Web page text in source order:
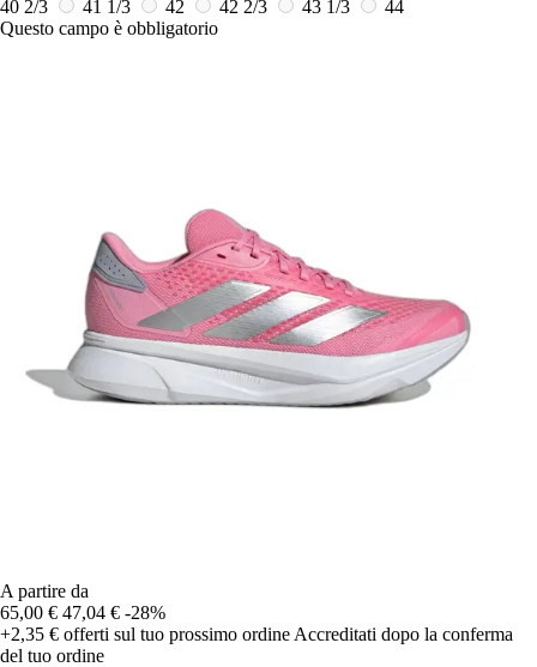
40 2/3 41 1/3 42 42 2/3 43 1/3
44
Questo campo è obbligatorio
A partire da
65,00 € 47,04 € -28%
+2,35 € offerti sul tuo prossimo ordine Accreditati dopo la conferma
del tuo ordine